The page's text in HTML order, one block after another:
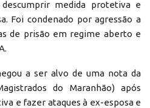
medida protetiva e
Foi condenado por agressão a
de prisão em regime aberto e
a ser alvo de uma nota da
do Maranhão) após
e fazer ataques à ex-esposa e